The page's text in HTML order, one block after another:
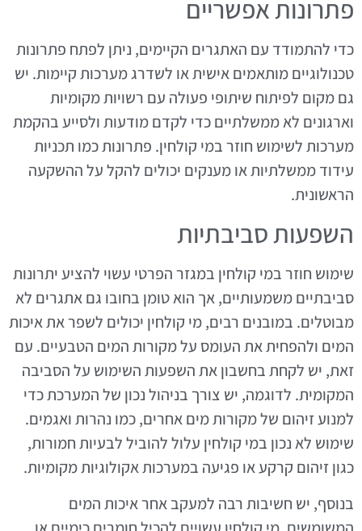
פתרונות אפשריים
כדי להתמודד עם האתגרים הקיימים, ניתן לפתח פתרונות
טכנולוגיים מותאמים אישית או לשדרג מערכות קיימות. יש
גם מקום לפיתוח שיתופי פעולה עם רשויות מקומיות
וארגונים לא ממשלתיים כדי לקדם מודעות ולסייע בהקמת
מערכות לשימוש חוזר במי קולחין. פתרונות כמו תכניות
עידוד ממשלתיות או מענקים יכולים להקל על ההשקעה
הראשונית.
השפעות סביבתיות
שימוש חוזר במי קולחין במגזר הפרטי עשוי להציע יתרונות
סביבתיים משמעותיים, אך הוא טומן בחובו גם אתגרים לא
מבוטלים. במובנים רבים, מי קולחין יכולים לשפר את איכות
המים ולהפחית את העומס על מקורות המים הטבעיים. עם
זאת, יש לקחת בחשבון את השפעות השימוש על הסביבה
המקומית. לדוגמה, יש צורך בניהול נכון של המערכת כדי
למנוע זיהום של מקורות מים אחרים, כמו נהרות ואגמים.
שימוש לא נכון במי קולחין עלול להוביל לבעיות חמורות,
כגון זיהום קרקע או פגיעה במערכות אקולוגיות מקומיות.
בנוסף, יש חשיבות רבה למעקב אחר איכות המים